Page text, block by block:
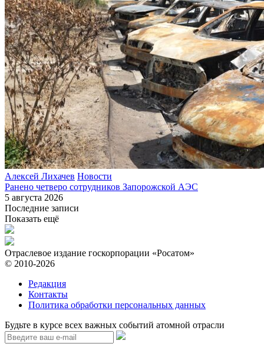
Алексей Лихачев Новости
Ранено четверо сотрудников Запорожской АЭС
5 августа 2026
Последние записи
Показать ещё
Отраслевое издание госкорпорации «Росатом»
© 2010-2026
Редакция
Контакты
Политика обработки персональных данных
Будьте в курсе всех важных событий атомной отрасли